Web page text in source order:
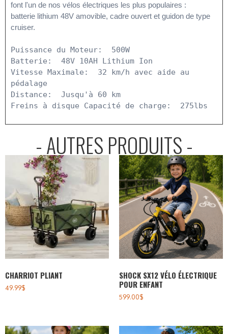
font l'un de nos vélos électriques les plus populaires :
batterie lithium 48V amovible, cadre ouvert et guidon de type
cruiser.
Puissance du Moteur:  500W
Batterie:  48V 10AH Lithium Ion
Vitesse Maximale:  32 km/h avec aide au
pédalage
Distance:  Jusqu'à 60 km
Freins à disque Capacité de charge:  275lbs
- AUTRES PRODUITS -
CHARRIOT PLIANT
49.99$
SHOCK SX12 VÉLO ÉLECTRIQUE
POUR ENFANT
599.00$